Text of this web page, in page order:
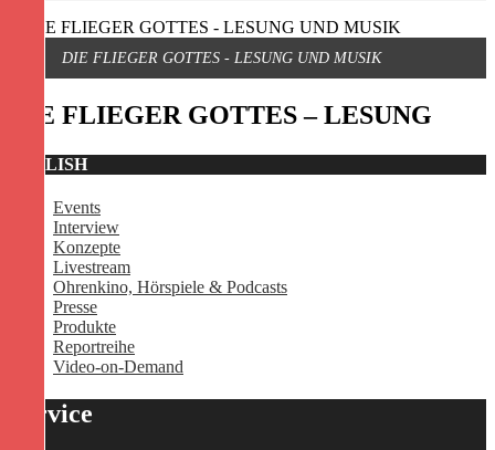
DIE FLIEGER GOTTES - LESUNG UND MUSIK
DIE FLIEGER GOTTES – LESUNG
PUBLISH
Events
Interview
Konzepte
Livestream
Ohrenkino, Hörspiele & Podcasts
Presse
Produkte
Reportreihe
Video-on-Demand
Service